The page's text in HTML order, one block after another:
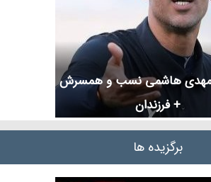
مهدی هاشمی نسب و همسرش
+ فرزندان
برگزیده ها